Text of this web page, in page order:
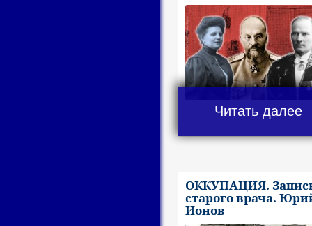
Читать далее
ОККУПАЦИЯ.
старого врача.
Ионов